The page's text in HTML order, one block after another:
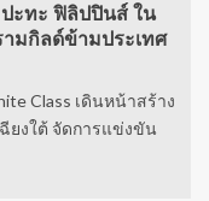
ปะทะ ฟิลิปปินส์ ใน
ามกิลด์ข้ามประเทศ
Class เดินหน้าสร้าง
ยงใต้ จัดการแข่งขัน